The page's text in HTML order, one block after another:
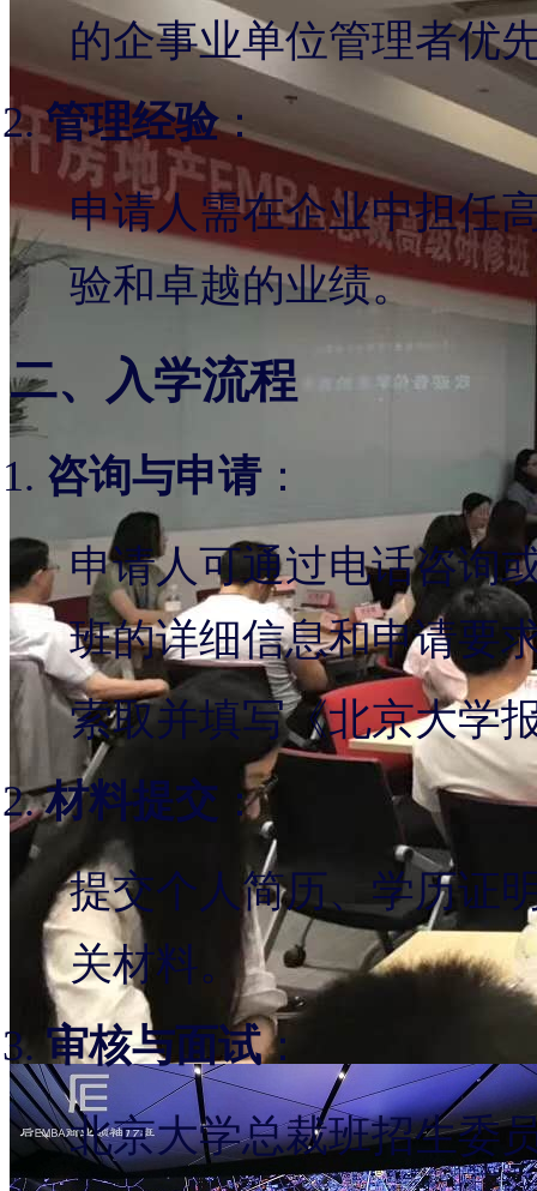
的企事业单位管理者优
管理经验：
申请人需在企业中担任
验和卓越的业绩。
二、入学流程
咨询与申请：
申请人可通过电话咨询
班的详细信息和申请要
索取并填写《北京大学
材料提交 ：
提交个人简历、学历证
关材料。
审核与面试：
北京大学总裁班招生委